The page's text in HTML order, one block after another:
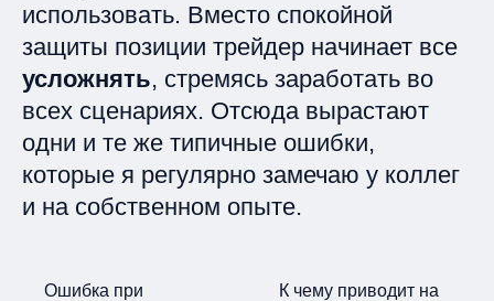
использовать. Вместо спокойной
защиты позиции трейдер начинает все
усложнять, стремясь заработать во
всех сценариях. Отсюда вырастают
одни и те же типичные ошибки,
которые я регулярно замечаю у коллег
и на собственном опыте.
Ошибка при
К чему приводит на